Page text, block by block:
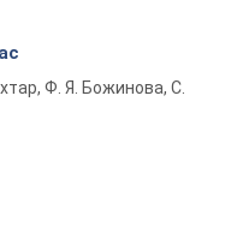
Ф. Я. Божинова, С.